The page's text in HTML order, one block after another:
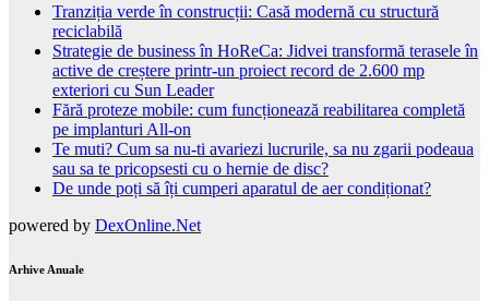
Tranziția verde în construcții: Casă modernă cu structură
reciclabilă
Strategie de business în HoReCa: Jidvei transformă terasele în
active de creștere printr-un proiect record de 2.600 mp
exteriori cu Sun Leader
Fără proteze mobile: cum funcționează reabilitarea completă
pe implanturi All-on
Te muti? Cum sa nu-ti avariezi lucrurile, sa nu zgarii podeaua
sau sa te pricopsesti cu o hernie de disc?
De unde poți să îți cumperi aparatul de aer condiționat?
powered by DexOnline.Net
Arhive Anuale